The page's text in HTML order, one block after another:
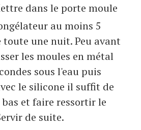
dans le porte moule
au moins 5
toute une nuit. Peu avant
les moules en métal
sous l'eau puis
le silicone il suffit de
et faire ressortir le
de suite.